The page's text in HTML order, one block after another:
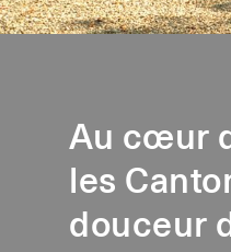
Au cœur
les
douceur